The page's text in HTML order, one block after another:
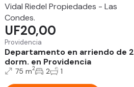
Vidal Riedel Propiedades - Las
Condes.
Providencia
Departamento en arriendo de 2
dorm. en Providencia
UF20,00
75 m2 2 1